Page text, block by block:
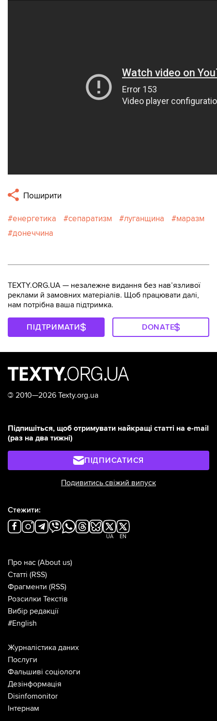
Поширити
енергетика сепаратизм луганщина
маразм
донеччина
TEXTY.ORG.UA — незалежне видання без навʼязливої
реклами й замовних матеріалів. Щоб працювати далі,
нам потрібна ваша підтримка.
ПІДТРИМАТИ DONATE
© 2010—2026 Texty.org.ua
Підпишіться, щоб отримувати найкращі статті на e-mail
(раз на два тижні)
ПІДПИСАТИСЯ
Подивитись свіжий випуск
Стежити:
UA EN
Про нас (About us)
Статті (RSS)
Фрагменти (RSS)
Розсилки Текстів
Вибір редакції
#English
Журналістика даних
Послуги
Фальшиві соціологи
Дезінформація
Disinfomonitor
Інтернам